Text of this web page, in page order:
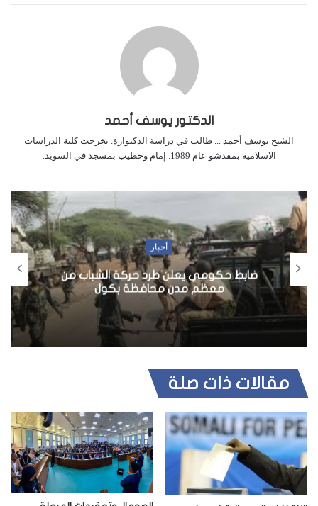
الدكتور يوسف أحمد
الشيح يوسف أحمد ... طالب في دراسة الدكتوارة. تخرجت كلية الدراسات
الاسلامية بمقدشو عام 1989. إمام وخطيب بمسجد في السويد.
أخبار
رئيس الوزراء يجري تعديلا وزاريا شمل ثلاث وزارات
مهمة
مقالات ذات صلة